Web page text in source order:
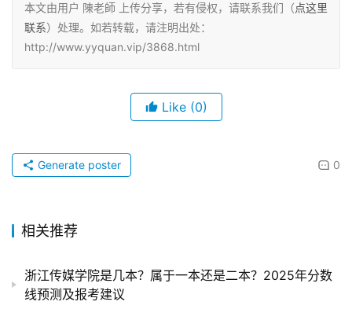
本文由用户 陳老師 上传分享，若有侵权，请联系我们（点这里
联系）处理。如若转载，请注明出处：
http://www.yyquan.vip/3868.html
Like (0)
0
Generate poster
相关推荐
浙江传媒学院是几本？属于一本还是二本？2025年分数
线预测及报考建议